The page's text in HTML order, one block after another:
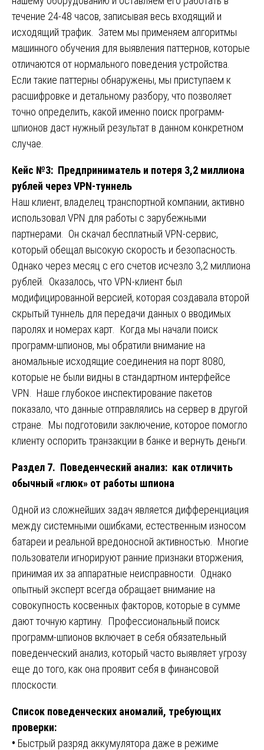
течение 24-48 часов, записывая весь входящий и
исходящий трафик. Затем мы применяем алгоритмы
машинного обучения для выявления паттернов, которые
отличаются от нормального поведения устройства.
Если такие паттерны обнаружены, мы приступаем к
расшифровке и детальному разбору, что позволяет
точно определить, какой именно поиск программ-
шпионов даст нужный результат в данном конкретном
случае.
Кейс №3: Предприниматель и потеря 3,2 миллиона
рублей через VPN-туннель
Наш клиент, владелец транспортной компании, активно
использовал VPN для работы с зарубежными
партнерами. Он скачал бесплатный VPN-сервис,
который обещал высокую скорость и безопасность.
Однако через месяц с его счетов исчезло 3,2 миллиона
рублей. Оказалось, что VPN-клиент был
модифицированной версией, которая создавала второй
скрытый туннель для передачи данных о вводимых
паролях и номерах карт. Когда мы начали поиск
программ-шпионов, мы обратили внимание на
аномальные исходящие соединения на порт 8080,
которые не были видны в стандартном интерфейсе
VPN. Наше глубокое инспектирование пакетов
показало, что данные отправлялись на сервер в другой
стране. Мы подготовили заключение, которое помогло
клиенту оспорить транзакции в банке и вернуть деньги.
Раздел 7. Поведенческий анализ: как отличить
обычный «глюк» от работы шпиона
Одной из сложнейших задач является дифференциация
между системными ошибками, естественным износом
батареи и реальной вредоносной активностью. Многие
пользователи игнорируют ранние признаки вторжения,
принимая их за аппаратные неисправности. Однако
опытный эксперт всегда обращает внимание на
совокупность косвенных факторов, которые в сумме
дают точную картину. Профессиональный поиск
программ-шпионов включает в себя обязательный
поведенческий анализ, который часто выявляет угрозу
еще до того, как она проявит себя в финансовой
плоскости.
Список поведенческих аномалий, требующих
проверки:
• Быстрый разряд аккумулятора даже в режиме